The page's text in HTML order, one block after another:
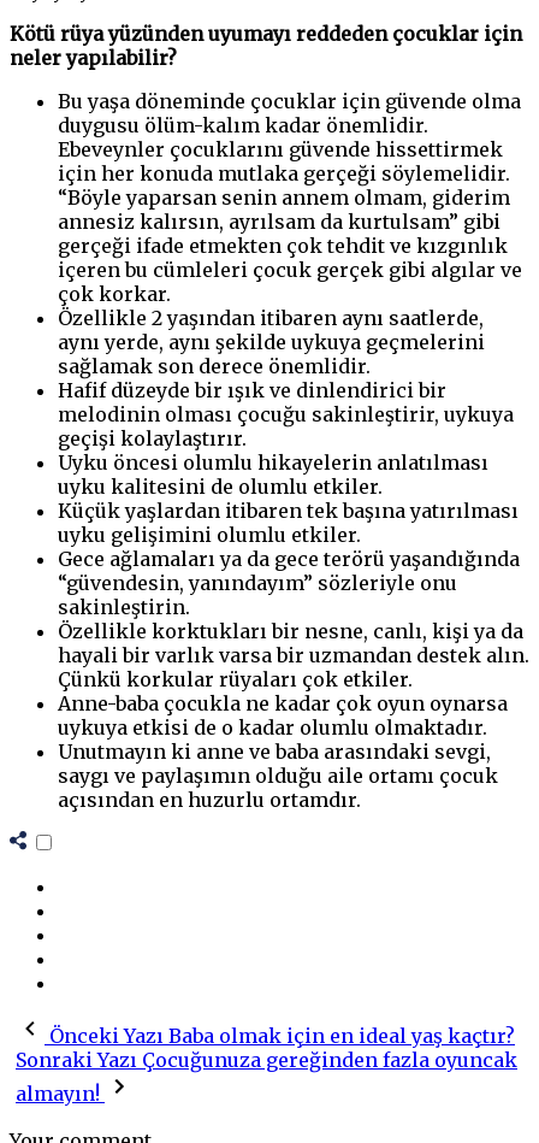
Kötü rüya yüzünden uyumayı reddeden çocuklar için
neler yapılabilir?
Bu yaşa döneminde çocuklar için güvende olma
duygusu ölüm-kalım kadar önemlidir.
Ebeveynler çocuklarını güvende hissettirmek
için her konuda mutlaka gerçeği söylemelidir.
“Böyle yaparsan senin annem olmam, giderim
annesiz kalırsın, ayrılsam da kurtulsam” gibi
gerçeği ifade etmekten çok tehdit ve kızgınlık
içeren bu cümleleri çocuk gerçek gibi algılar ve
çok korkar.
Özellikle 2 yaşından itibaren aynı saatlerde,
aynı yerde, aynı şekilde uykuya geçmelerini
sağlamak son derece önemlidir.
Hafif düzeyde bir ışık ve dinlendirici bir
melodinin olması çocuğu sakinleştirir, uykuya
geçişi kolaylaştırır.
Uyku öncesi olumlu hikayelerin anlatılması
uyku kalitesini de olumlu etkiler.
Küçük yaşlardan itibaren tek başına yatırılması
uyku gelişimini olumlu etkiler.
Gece ağlamaları ya da gece terörü yaşandığında
“güvendesin, yanındayım” sözleriyle onu
sakinleştirin.
Özellikle korktukları bir nesne, canlı, kişi ya da
hayali bir varlık varsa bir uzmandan destek alın.
Çünkü korkular rüyaları çok etkiler.
Anne-baba çocukla ne kadar çok oyun oynarsa
uykuya etkisi de o kadar olumlu olmaktadır.
Unutmayın ki anne ve baba arasındaki sevgi,
saygı ve paylaşımın olduğu aile ortamı çocuk
açısından en huzurlu ortamdır.
Önceki Yazı Baba olmak için en ideal yaş kaçtır?
Sonraki Yazı Çocuğunuza gereğinden fazla oyuncak
almayın!